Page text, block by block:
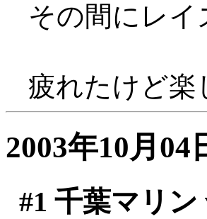
その間にレ
疲れたけど楽
2003年10月04
#1 千葉マリン